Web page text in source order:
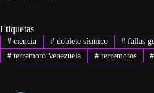
Etiquetas
#ciencia #doblete sísmico # fallas
#terremoto Venezuela #terremotos #